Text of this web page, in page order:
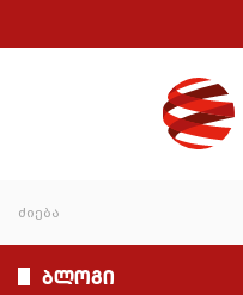
ბლოგი